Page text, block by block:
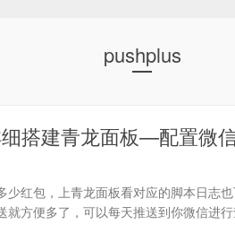
pushplus
搭建青龙面板—配置微
少红包，上青龙面板看对应的脚本日志
就方便多了，可以每天推送到你微信进